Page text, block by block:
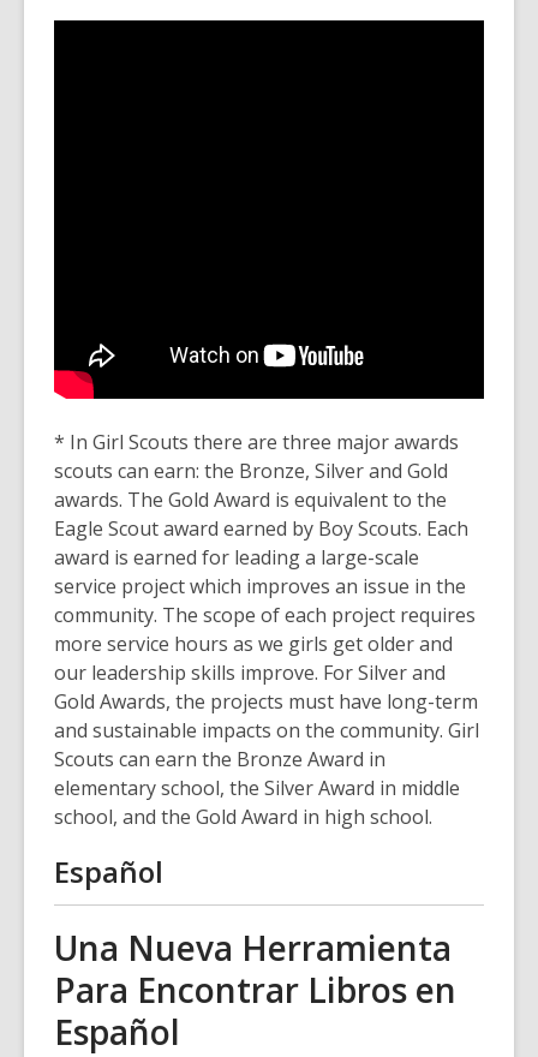
* In Girl Scouts there are three major awards
scouts can earn: the Bronze, Silver and Gold
awards. The Gold Award is equivalent to the
Eagle Scout award earned by Boy Scouts. Each
award is earned for leading a large-scale
service project which improves an issue in the
community. The scope of each project requires
more service hours as we girls get older and
our leadership skills improve. For Silver and
Gold Awards, the projects must have long-term
and sustainable impacts on the community. Girl
Scouts can earn the Bronze Award in
elementary school, the Silver Award in middle
school, and the Gold Award in high school.
Español
Una Nueva Herramienta
Para Encontrar Libros en
Español